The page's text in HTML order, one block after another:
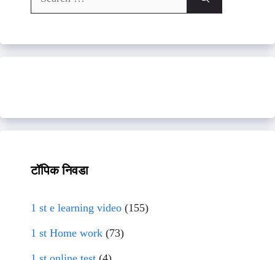
for:
टॉपिक निवडा
1 st e learning video (155)
1 st Home work (73)